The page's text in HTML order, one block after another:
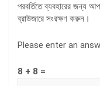
পরবর্তিতে ব্যবহারের জন্য
ব্রাউজারে সংরক্ষণ করুন।
Please enter an
8 + 8 =